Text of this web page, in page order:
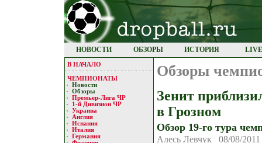
НОВОСТИ ОБЗОРЫ ИСТОРИЯ
В НАЧАЛО
ЧЕМПИОНАТЫ
Новости
Обзоры
Премьер-Лигa ЧР
1-й Дивизион ЧР
Украина
Англия
Испания
Италия
Германия
Обзоры
Зенит
в Грозном
Обзор 19-го тура
Алесь Левчук 08/08/2011